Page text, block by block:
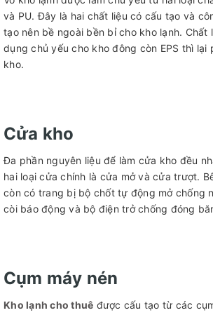
và PU. Đây là hai chất liệu có cấu tạo và
tạo nên bề ngoài bền bỉ cho kho lạnh. Chất
dụng chủ yếu cho kho đông còn EPS thì lại
kho.
Cửa kho
Đa phần nguyên liệu để làm cửa kho đều
hai loại cửa chính là cửa mở và cửa trượt.
còn có trang bị bộ chốt tự động mở chống
còi báo động và bộ điện trở chống đóng
Cụm máy nén
Kho lạnh cho thuê được cấu tạo từ các